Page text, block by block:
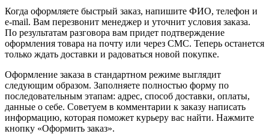
Когда оформляете быстрый заказ, напишите ФИО, телефон и
e-mail. Вам перезвонит менеджер и уточнит условия заказа.
По результатам разговора вам придет подтверждение
оформления товара на почту или через СМС. Теперь останется
только ждать доставки и радоваться новой покупке.
Оформление заказа в стандартном режиме выглядит
следующим образом. Заполняете полностью форму по
последовательным этапам: адрес, способ доставки, оплаты,
данные о себе. Советуем в комментарии к заказу написать
информацию, которая поможет курьеру вас найти. Нажмите
кнопку «Оформить заказ».